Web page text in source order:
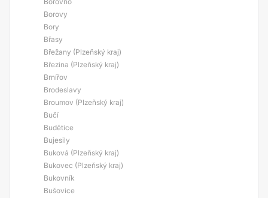
Borovy
Bory
Břasy
Břežany (Plzeňský kraj)
Březina (Plzeňský kraj)
Brnířov
Brodeslavy
Broumov (Plzeňský kraj)
Bučí
Budětice
Bujesily
Buková (Plzeňský kraj)
Bukovec (Plzeňský kraj)
Bukovník
Bušovice